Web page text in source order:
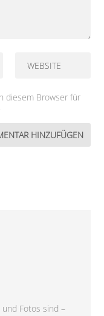
diesem Browser für
Fotos sind –